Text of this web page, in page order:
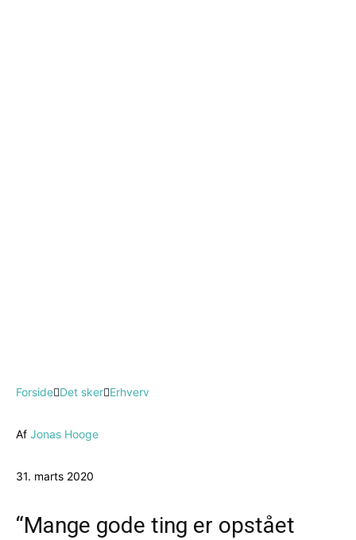
Forside Det sker Erhverv
Af Jonas Hooge
31. marts 2020
“Mange gode ting er opstået